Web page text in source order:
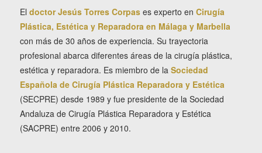
El doctor Jesús Torres Corpases experto en Cirugía
Plástica, Estética y Reparadora en Málaga y Marbella
con más de 30 años de experiencia. Su trayectoria
profesional abarca diferentes áreas de la cirugía plástica,
estética y reparadora. Es miembro de la Sociedad
Española de Cirugía Plástica Reparadora y Estética
(SECPRE) desde 1989 y fue presidente de la Sociedad
Andaluza de Cirugía Plástica Reparadora y Estética
(SACPRE) entre 2006 y 2010.